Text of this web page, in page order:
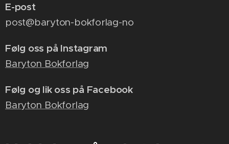
E-post
post@baryton-bokforlag-no
Følg oss på Instagram
Baryton Bokforlag
Følg og lik oss på Facebook
Baryton Bokforlag